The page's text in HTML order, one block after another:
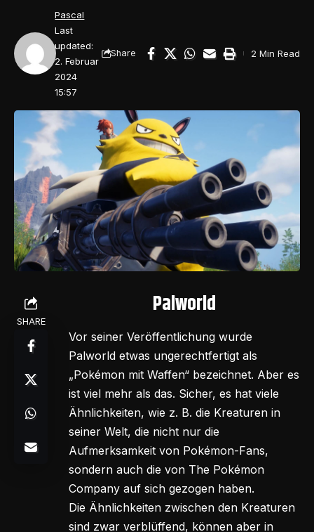
Last
updated:
2. Februar
2024
15:57
Pascal
Share 2 Min Read
SHARE
Palworld
Vor seiner Veröffentlichung wurde
Palworld etwas ungerechtfertigt als
„Pokémon mit Waffen“ bezeichnet. Aber es
ist viel mehr als das. Sicher, es hat viele
Ähnlichkeiten, wie z. B. die Kreaturen in
seiner Welt, die nicht nur die
Aufmerksamkeit von Pokémon-Fans,
sondern auch die von The Pokémon
Company auf sich gezogen haben.
Die Ähnlichkeiten zwischen den Kreaturen
sind zwar verblüffend, können aber in